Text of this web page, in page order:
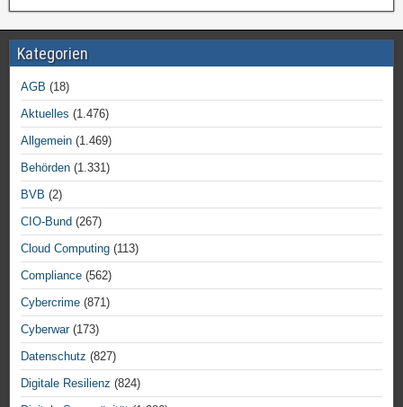
Kategorien
AGB (18)
Aktuelles (1.476)
Allgemein (1.469)
Behörden (1.331)
BVB (2)
CIO-Bund (267)
Cloud Computing (113)
Compliance (562)
Cybercrime (871)
Cyberwar(173)
Datenschutz (827)
Digitale Resilienz (824)